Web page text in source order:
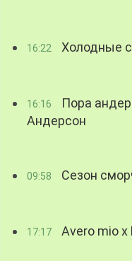
16:22 Холодные
16:16
Пора
Андерсон
09:58 Сезон
17:17 Avero mio